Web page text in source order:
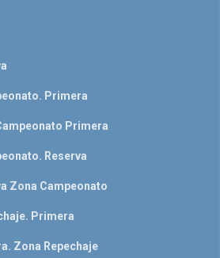
Primera
Primera
Reserva
Zona Campeonato
Primera
Zona Repechaje